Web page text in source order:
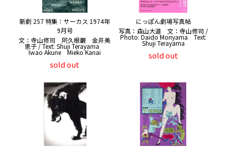
新劇 257 特集：サーカス 1974年
9月号
文：寺山修司 阿久根巌 金井美
恵子 / Text: Shuji Terayama
Iwao Akune Mieko Kanai
sold out
にっぽん劇場写真帖
写真：森山大道 文：寺山修司 /
Photo: Daido Moriyama Text:
Shuji Terayama
sold out